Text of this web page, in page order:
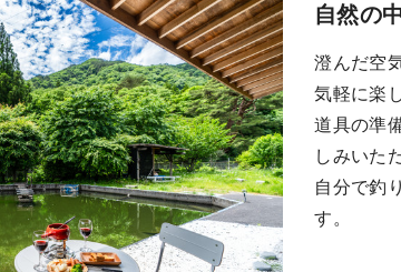
自然の
澄んだ空
気軽に楽
道具の準
しみいた
自分で釣
す。